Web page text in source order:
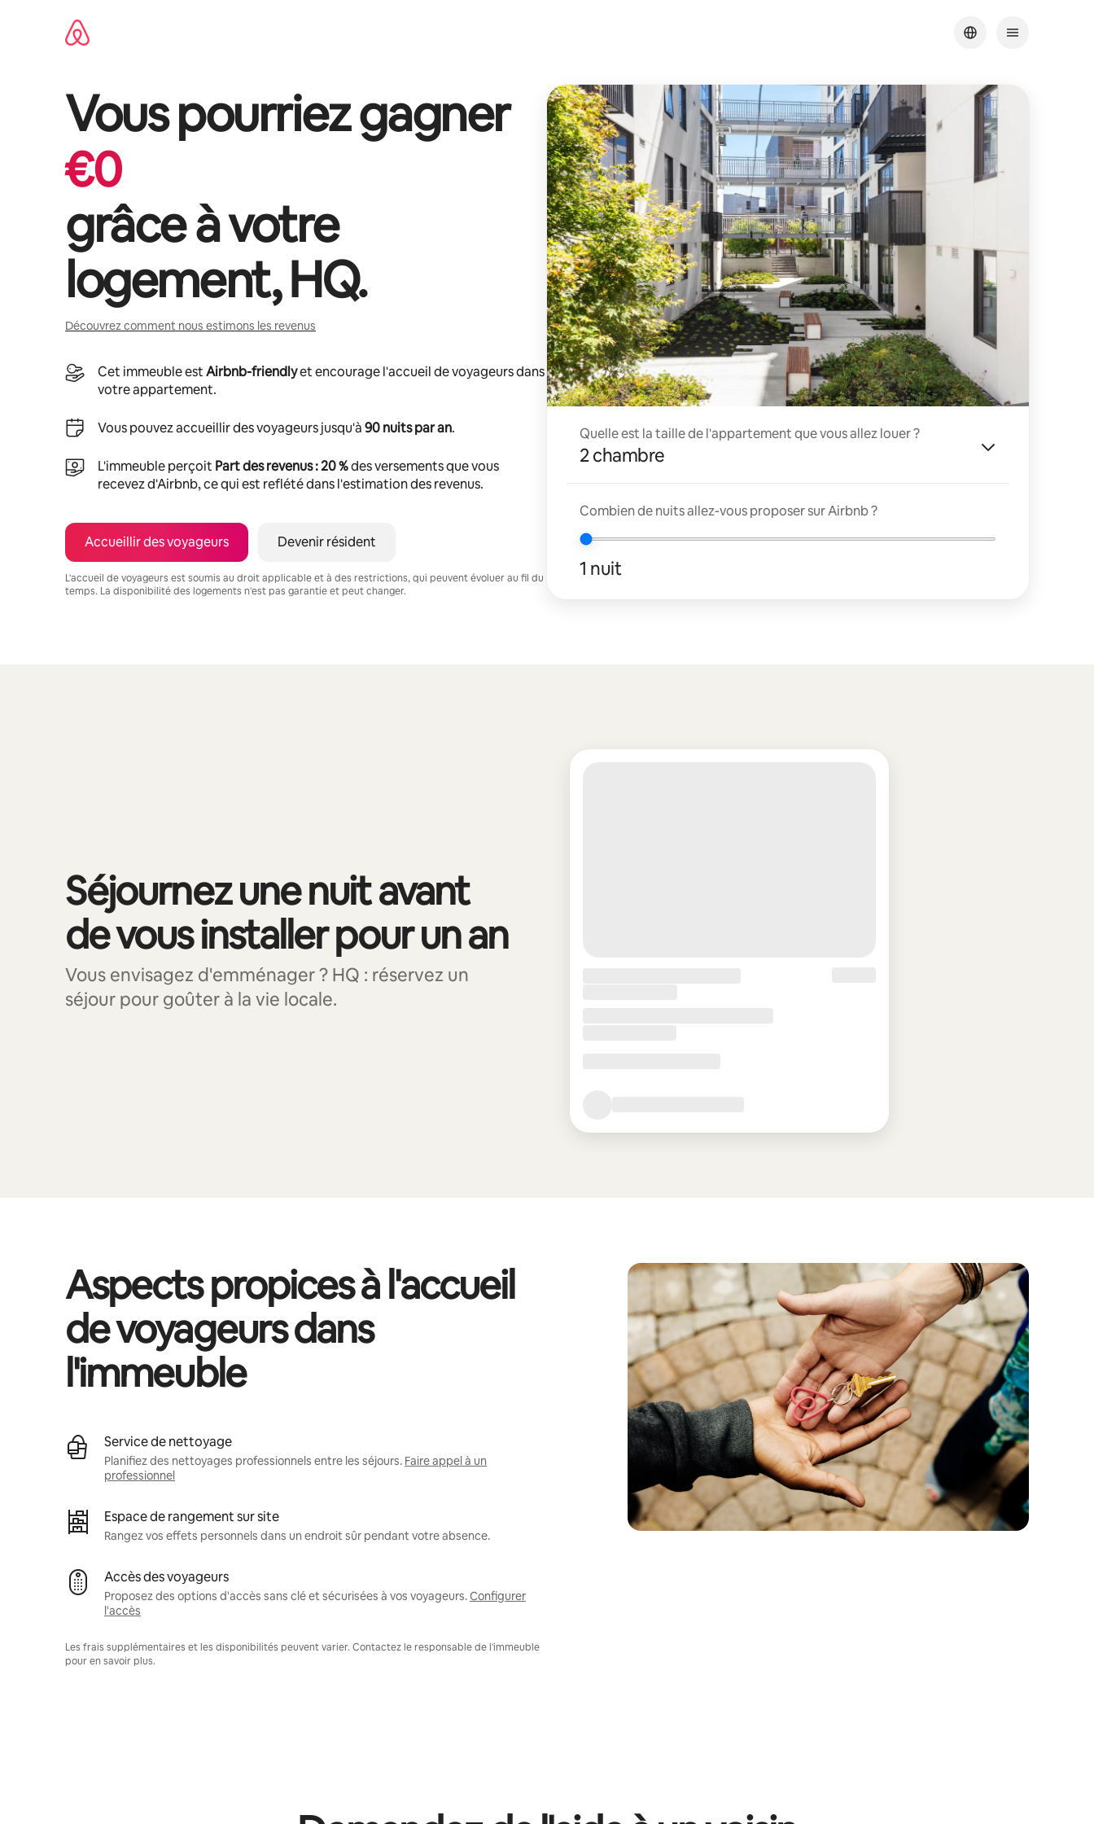
Vous pourriez gagner
€0
grâce à votre
logement,HQ.
Découvrez comment nous estimons les revenus
Cet immeuble estAirbnb-friendlyet encourage l'accueil de voyageurs dans
votre appartement.
Vous pouvez accueillir des voyageurs jusqu'à90 nuits par an.
L'immeuble perçoit Part des revenus : 20 %des versements que vous
recevez d'Airbnb, ce qui est reflété dans l'estimation des revenus.
Accueillir des voyageurs Devenir résident
L'accueil de voyageurs est soumis au droit applicable et à des restrictions, qui peuvent évoluer au fil du
temps. La disponibilité des logements n'est pas garantie et peut changer.
Quelle est la taille de l'appartement que vous allez louer ?
2 chambre
Combien de nuits allez-vous proposer sur Airbnb ?
1 nuit
Séjournez une nuit avant
de vous installer pour un an
Vous envisagez d'emménager ? HQ : réservez un
séjour pour goûter à la vie locale.
Aspects propices à l'accueil
de voyageurs dans
l'immeuble
Service de nettoyage
Planifiez des nettoyages professionnels entre les séjours. Faire appel à un
professionnel
Espace de rangement sur site
Rangez vos effets personnels dans un endroit sûr pendant votre absence.
Accès des voyageurs
Proposez des options d'accès sans clé et sécurisées à vos voyageurs.Configurer
l'accès
Les frais supplémentaires et les disponibilités peuvent varier. Contactez le responsable de l'immeuble
pour en savoir plus.